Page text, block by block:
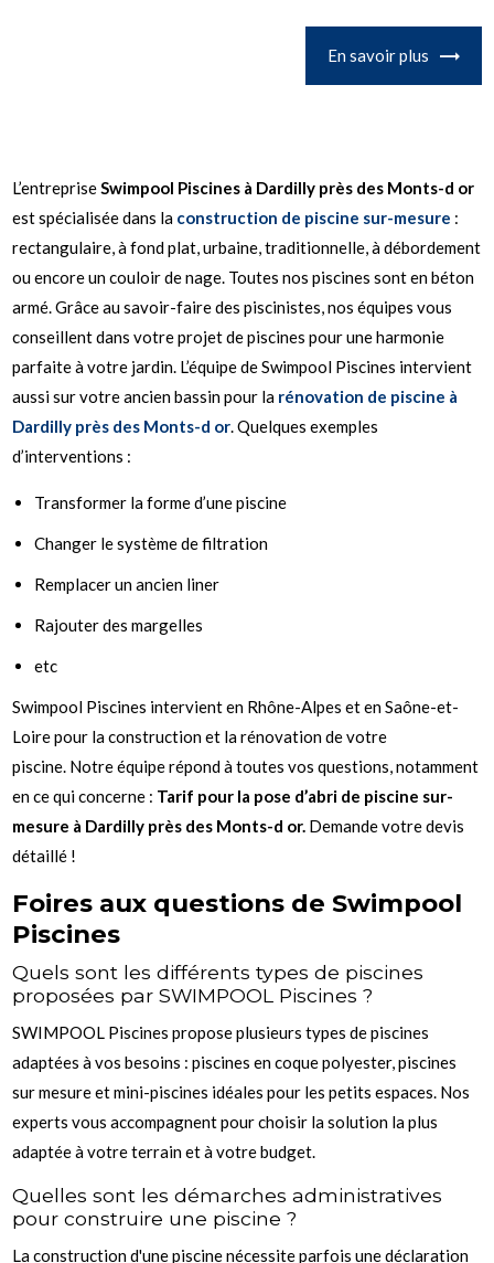
En savoir plus
L’entrepriseSwimpool Piscines à Dardilly près des Monts-d or
est spécialisée dans la construction de piscine sur-mesure :
rectangulaire, à fond plat, urbaine, traditionnelle, à débordement
ou encore un couloir de nage. Toutes nos piscines sont en béton
armé. Grâce au savoir-faire des piscinistes, nos équipes vous
conseillent dans votre projet de piscines pour une harmonie
parfaite à votre jardin. L’équipe de Swimpool Piscines intervient
aussi sur votre ancien bassin pour la rénovation de piscine à
Dardilly près des Monts-d or. Quelques exemples
d’interventions :
Transformer la forme d’une piscine
Changer le système de filtration
Remplacer un ancien liner
Rajouter des margelles
etc
Swimpool Piscines intervient en Rhône-Alpes et en Saône-et-
Loire pour la construction et la rénovation de votre
piscine. Notre équipe répond à toutes vos questions, notamment
en ce qui concerne : Tarif pour la pose d’abri de piscine sur-
mesure à Dardilly près des Monts-d or. Demande votre devis
détaillé !
Foires aux questions de Swimpool
Piscines
Quels sont les différents types de piscines
proposées par SWIMPOOL Piscines ?
SWIMPOOL Piscines propose plusieurs types de piscines
adaptées à vos besoins : piscines en coque polyester, piscines
sur mesure et mini-piscines idéales pour les petits espaces. Nos
experts vous accompagnent pour choisir la solution la plus
adaptée à votre terrain et à votre budget.
Quelles sont les démarches administratives
pour construire une piscine ?
La construction d'une piscine nécessite parfois une déclaration